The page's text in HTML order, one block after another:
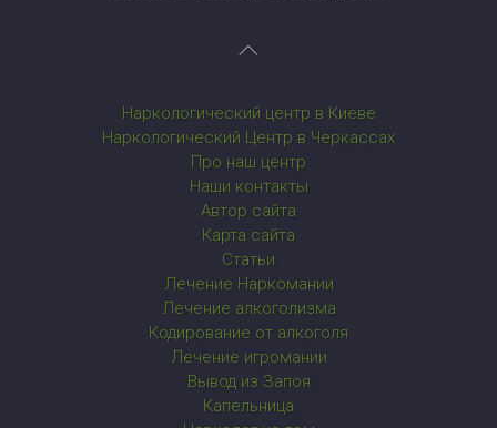
Наркологический центр в Киеве
Наркологический Центр в Черкассах
Про наш центр
Наши контакты
Автор сайта
Карта сайта
Статьи
Лечение Наркомании
Лечение алкоголизма
Кодирование от алкоголя
Лечение игромании
Вывод из Запоя
Капельница